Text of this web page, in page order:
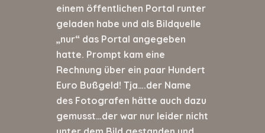
einem öffentlichen Portal runter
geladen habe und als Bildquelle
„nur“ das Portal angegeben
hatte. Prompt kam eine
Rechnung über ein paar Hundert
Euro Bußgeld! Tja….der Name
des Fotografen hätte auch dazu
gemusst…der war nur leider nicht